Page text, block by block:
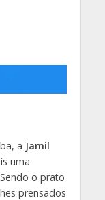
a Jamil
uma
o prato
prensados